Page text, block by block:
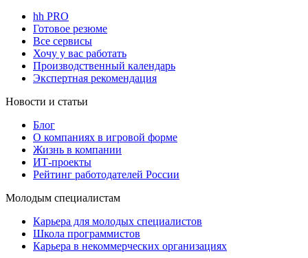
hh PRO
Готовое резюме
Все сервисы
Хочу у вас работать
Производственный календарь
Экспертная рекомендация
Новости и статьи
Блог
О компаниях в игровой форме
Жизнь в компании
ИТ-проекты
Рейтинг работодателей России
Молодым специалистам
Карьера для молодых специалистов
Школа программистов
Карьера в некоммерческих организациях